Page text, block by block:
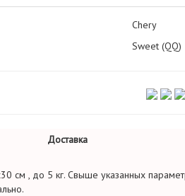
Chery
Sweet (QQ)
Доставка
см , до 5 кг. Свыше указанных